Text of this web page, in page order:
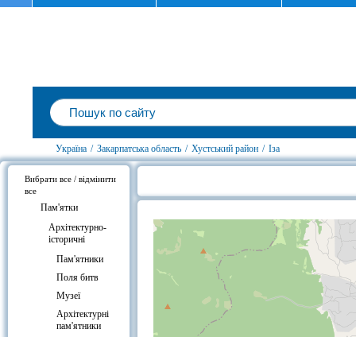
Україна / Закарпатська область / Хустський район / Іза
Вибрати все / відмінити
все
Пам'ятки
Архітектурно-
історичні
Пам'ятники
Поля битв
Музеї
Архітектурні
пам'ятники